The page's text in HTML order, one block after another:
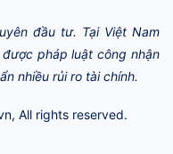
đầu tư. Tại Việt Nam
pháp luật công nhận
nhiều rủi ro tài chính.
, All rights reserved.